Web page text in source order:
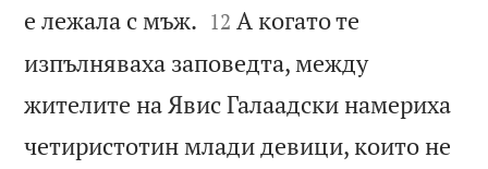
е лежала с мъж. 

12 А когато те
изпълняваха заповедта, между
жителите на Явис Галаадски намериха
четиристотин млади девици, които не